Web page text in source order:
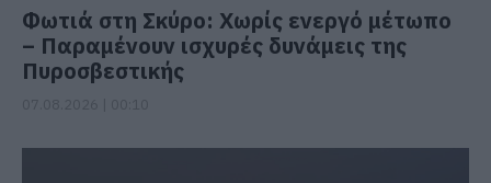
Φωτιά στη Σκύρο: Χωρίς ενεργό μέτωπο
– Παραμένουν ισχυρές δυνάμεις της
Πυροσβεστικής